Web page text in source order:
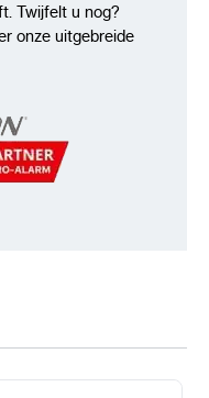
Twijfelt u nog?
onze uitgebreide